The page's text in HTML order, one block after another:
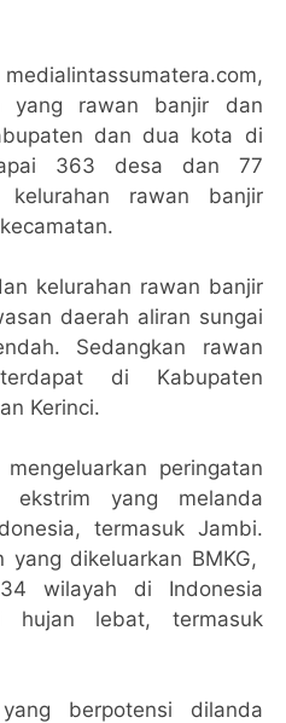
yang rawan banjir dan
dan dua kota di
363 desa dan 77
rawan banjir
kelurahan rawan banjir
daerah aliran sungai
Sedangkan rawan
di Kabupaten
Kerinci.
peringatan
ekstrim yang melanda
termasuk Jambi.
yang dikeluarkan BMKG,
wilayah di Indonesia
hujan lebat, termasuk
berpotensi dilanda